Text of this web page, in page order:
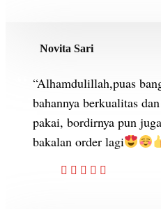
Novita Sari
“Alhamdulillah,puas
bahannya berkualitas
pakai, bordirnya pun
bakalan order lagi